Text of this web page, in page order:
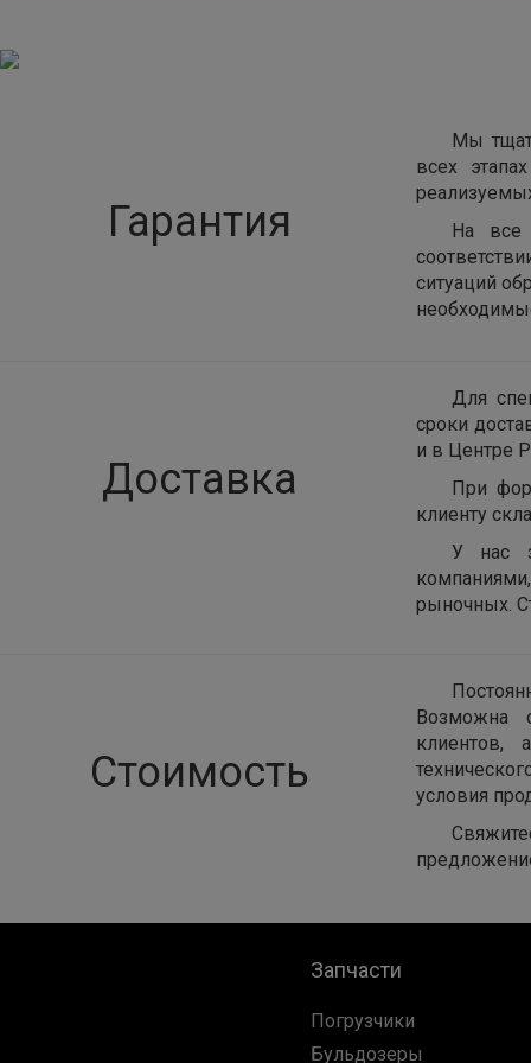
Гарантия
Мы
всех
На все
ситуаций
Доставка
Для
сроки
и в Центре
При
клиенту
У нас
рыночных.
Стоимость
Возможна
клиентов,
условия
Запчасти
Погрузчики
Бульдозеры